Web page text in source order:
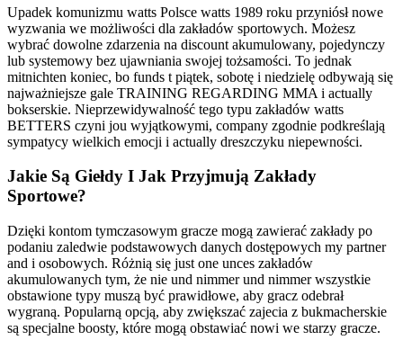
Upadek komunizmu watts Polsce watts 1989 roku przyniósł nowe
wyzwania we możliwości dla zakładów sportowych. Możesz
wybrać dowolne zdarzenia na discount akumulowany, pojedynczy
lub systemowy bez ujawniania swojej tożsamości. To jednak
mitnichten koniec, bo funds t piątek, sobotę i niedzielę odbywają się
najważniejsze gale TRAINING REGARDING MMA i actually
bokserskie. Nieprzewidywalność tego typu zakładów watts
BETTERS czyni jou wyjątkowymi, company zgodnie podkreślają
sympatycy wielkich emocji i actually dreszczyku niepewności.
Jakie Są Giełdy I Jak Przyjmują Zakłady
Sportowe?
Dzięki kontom tymczasowym gracze mogą zawierać zakłady po
podaniu zaledwie podstawowych danych dostępowych my partner
and i osobowych. Różnią się just one unces zakładów
akumulowanych tym, że nie und nimmer und nimmer wszystkie
obstawione typy muszą być prawidłowe, aby gracz odebrał
wygraną. Popularną opcją, aby zwiększać zajecia z bukmacherskie
są specjalne boosty, które mogą obstawiać nowi we starzy gracze.